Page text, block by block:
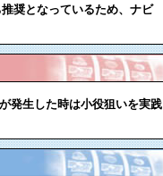
奨となっているため、ナビ
発生した時は小役狙いを実践